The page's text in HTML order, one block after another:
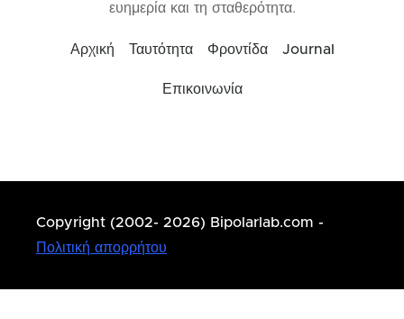
ευημερία και τη σταθερότητα.
Αρχική Ταυτότητα Φροντίδα Journal
Επικοινωνία
Copyright (2002- 2026) Bipolarlab.com -
Πολιτική απορρήτου